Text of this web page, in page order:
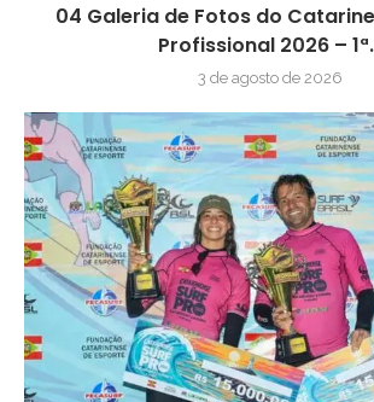
04 Galeria de Fotos do
Profissional 2026 –
3 de agosto de 2026